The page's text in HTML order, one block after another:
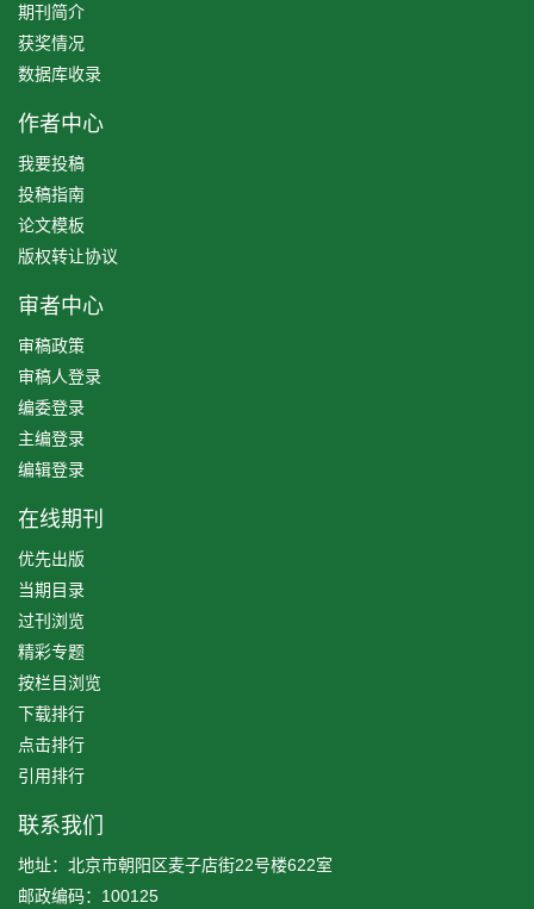
期刊简介
获奖情况
数据库收录
作者中心
我要投稿
投稿指南
论文模板
版权转让协议
审者中心
审稿政策
审稿人登录
编委登录
主编登录
编辑登录
在线期刊
优先出版
当期目录
过刊浏览
精彩专题
按栏目浏览
下载排行
点击排行
引用排行
联系我们
地址：北京市朝阳区麦子店街22号楼622室
邮政编码：100125